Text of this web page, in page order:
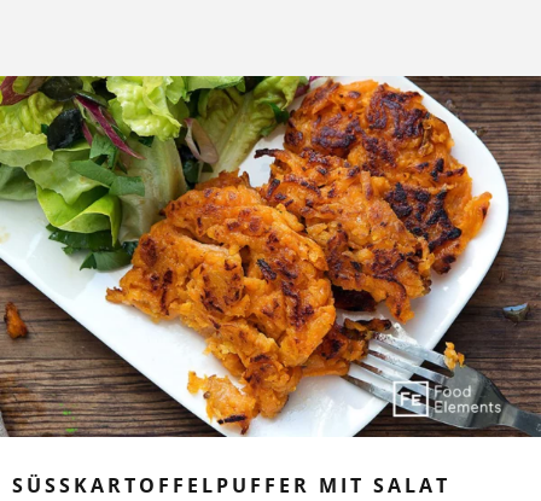
SÜSSKARTOFFELPUFFER MIT SALAT